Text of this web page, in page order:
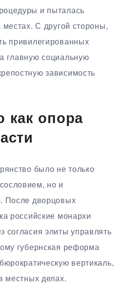
и пыталась
местах. С другой стороны,
привилегированных
главную социальную
зависимость
как опора
было не только
но и
После дворцовых
российские монархи
согласия элиты управлять
губернская реформа
вертикаль,
местных делах.